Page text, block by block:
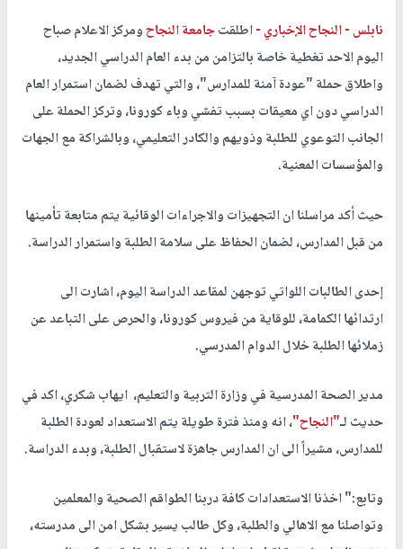
نابلس -النجاح الإخباري -اطلقتجامعة النجاحومركز الاعلام صباح
اليوم الاحد تغطية خاصة بالتزامن من بدء العام الدراسي الجديد،
واطلاق حملة "عودة آمنة للمدارس"، والتي تهدف لضمان استمرار العام
الدراسي دون اي معيقات بسبب تفشي وباء كورونا، وتركز الحملة على
الجانب التوعوي للطلبة وذويهم والكادر التعليمي، وبالشراكة مع الجهات
والمؤسسات المعنية.
حيث أكد مراسلنا ان التجهيزات والاجراءات الوقائية يتم متابعة تأمينها
من قبل المدارس، لضمان الحفاظ على سلامة الطلبة واستمرار الدراسة.
إحدى الطالبات اللواتي توجهن لمقاعد الدراسة اليوم، اشارت الى
ارتدائها الكمامة، للوقاية من فيروس كورونا، والحرص على التباعد عن
زملائها الطلبة خلال الدوام المدرسي.
مدير الصحة المدرسية في وزارة التربية والتعليم، ايهاب شكري، اكد في
حديث لـ"النجاح"، انه ومنذ فترة طويلة يتم الاستعداد لعودة الطلبة
للمدارس، مشيراً الى ان المدارس جاهزة لاستقبال الطلبة، وبدء الدراسة.
وتابع:" اخذنا الاستعدادات كافة دربنا الطواقم الصحية والمعلمين
وتواصلنا مع الاهالي والطلبة، وكل طالب يسير بشكل امن الى مدرسته،